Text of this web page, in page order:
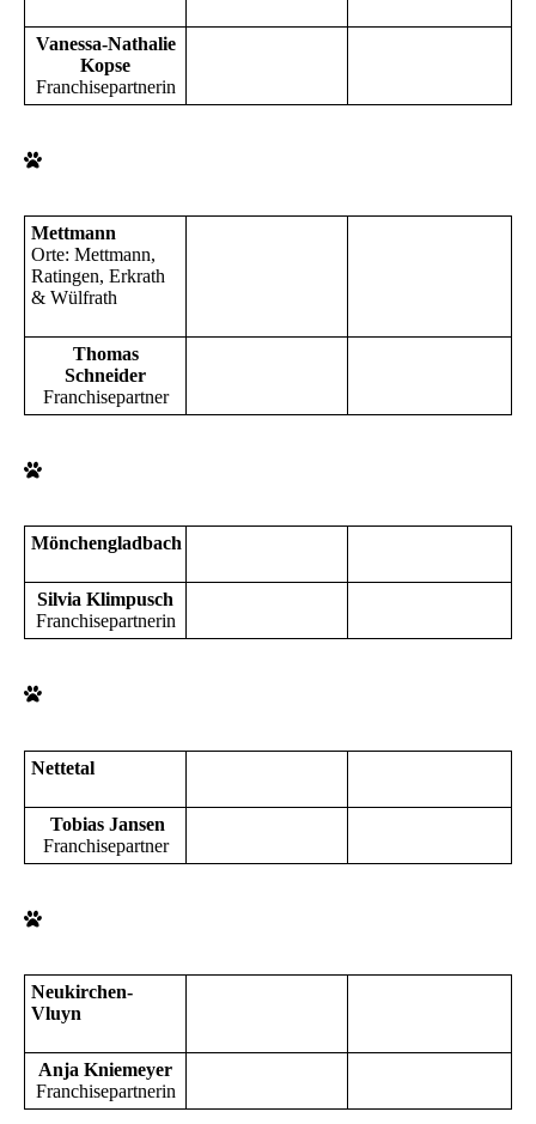
Vanessa-Nathalie
Kopse
Franchisepartnerin
Mettmann
Orte: Mettmann,
Ratingen, Erkrath
& Wülfrath
Thomas
Schneider
Franchisepartner
Mönchengladbach
Silvia Klimpusch
Franchisepartnerin
Nettetal
Tobias Jansen
Franchisepartner
Neukirchen-
Vluyn
Anja Kniemeyer
Franchisepartnerin